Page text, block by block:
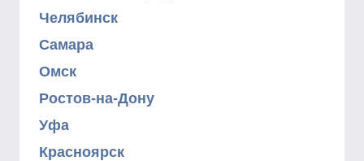
Челябинск
Самара
Омск
Ростов-на-Дону
Уфа
Красноярск